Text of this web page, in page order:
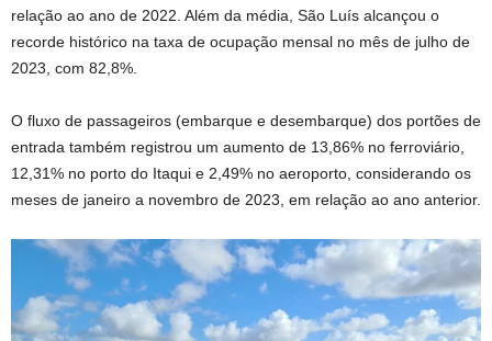
relação ao ano de 2022. Além da média, São Luís alcançou o
recorde histórico na taxa de ocupação mensal no mês de julho de
2023, com 82,8%.
O fluxo de passageiros (embarque e desembarque) dos portões de
entrada também registrou um aumento de 13,86% no ferroviário,
12,31% no porto do Itaqui e 2,49% no aeroporto, considerando os
meses de janeiro a novembro de 2023, em relação ao ano anterior.